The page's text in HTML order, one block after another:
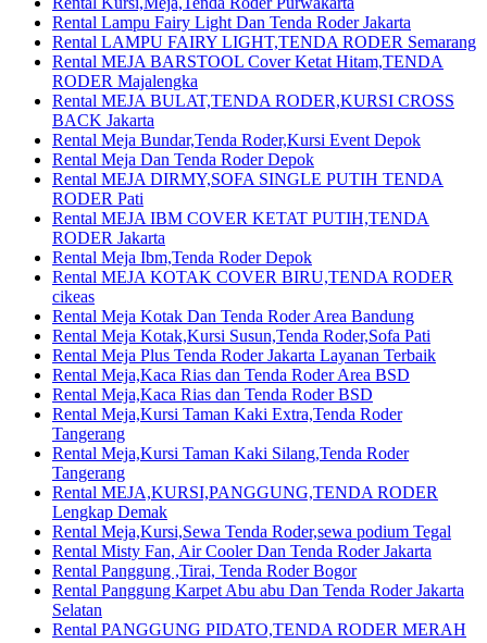
Rental Lampu Fairy Light Dan Tenda Roder Jakarta
Rental LAMPU FAIRY LIGHT,TENDA RODER Semarang
Rental MEJA BARSTOOL Cover Ketat Hitam,TENDA
RODER Majalengka
Rental MEJA BULAT,TENDA RODER,KURSI CROSS
BACK Jakarta
Rental Meja Bundar,Tenda Roder,Kursi Event Depok
Rental Meja Dan Tenda Roder Depok
Rental MEJA DIRMY,SOFA SINGLE PUTIH TENDA
RODER Pati
Rental MEJA IBM COVER KETAT PUTIH,TENDA
RODER Jakarta
Rental Meja Ibm,Tenda Roder Depok
Rental MEJA KOTAK COVER BIRU,TENDA RODER
cikeas
Rental Meja Kotak Dan Tenda Roder Area Bandung
Rental Meja Kotak,Kursi Susun,Tenda Roder,Sofa Pati
Rental Meja Plus Tenda Roder Jakarta Layanan Terbaik
Rental Meja,Kaca Rias dan Tenda Roder Area BSD
Rental Meja,Kaca Rias dan Tenda Roder BSD
Rental Meja,Kursi Taman Kaki Extra,Tenda Roder
Tangerang
Rental Meja,Kursi Taman Kaki Silang,Tenda Roder
Tangerang
Rental MEJA,KURSI,PANGGUNG,TENDA RODER
Lengkap Demak
Rental Meja,Kursi,Sewa Tenda Roder,sewa podium Tegal
Rental Misty Fan, Air Cooler Dan Tenda Roder Jakarta
Rental Panggung ,Tirai, Tenda Roder Bogor
Rental Panggung Karpet Abu abu Dan Tenda Roder Jakarta
Selatan
Rental PANGGUNG PIDATO,TENDA RODER MERAH